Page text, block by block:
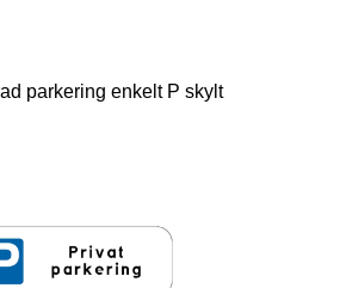
parkering enkelt P skylt